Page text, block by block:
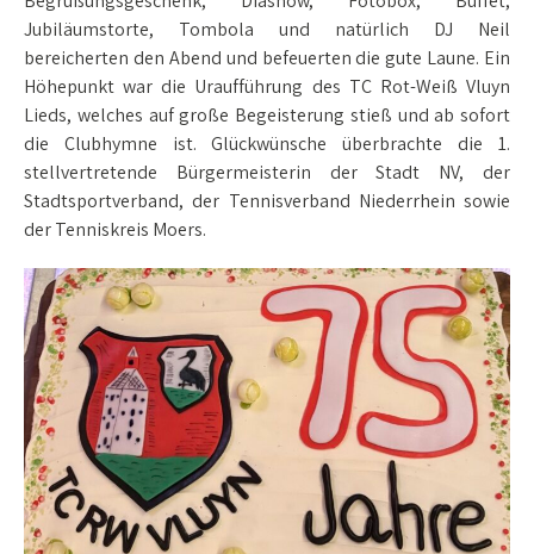
Jubiläumstorte, Tombola und natürlich DJ Neil
bereicherten den Abend und befeuerten die gute Laune. Ein
Höhepunkt war die Uraufführung des TC Rot-Weiß Vluyn
Lieds, welches auf große Begeisterung stieß und ab sofort
die Clubhymne ist. Glückwünsche überbrachte die 1.
stellvertretende Bürgermeisterin der Stadt NV, der
Stadtsportverband, der Tennisverband Niederrhein sowie
der Tenniskreis Moers.